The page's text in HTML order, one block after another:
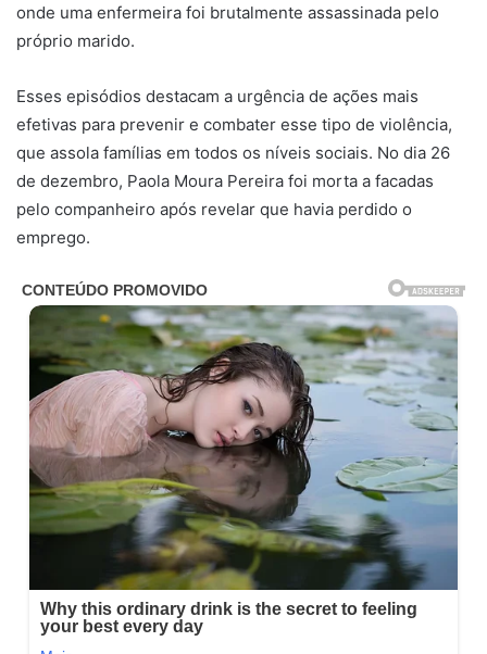
onde uma enfermeira foi brutalmente assassinada pelo
próprio marido.
Esses episódios destacam a urgência de ações mais
efetivas para prevenir e combater esse tipo de violência,
que assola famílias em todos os níveis sociais. No dia 26
de dezembro, Paola Moura Pereira foi morta a facadas
pelo companheiro após revelar que havia perdido o
emprego.